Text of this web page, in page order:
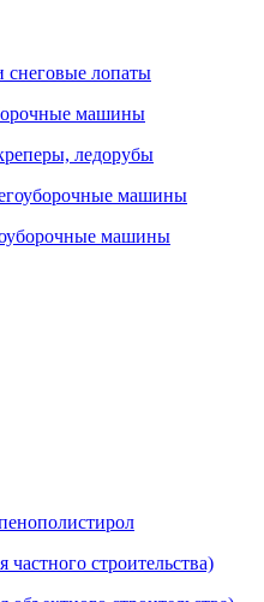
снеговые лопаты
машины
ледорубы
машины
машины
частного строительства)